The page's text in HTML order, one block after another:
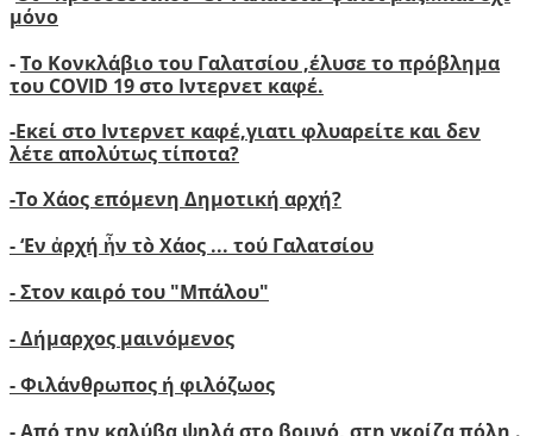
μόνο
-Το Κονκλάβιο του Γαλατσίου ,έλυσε το πρόβλημα
του COVID 19 στο Ιντερνετ καφέ.
-Εκεί στο Ιντερνετ καφέ,γιατι φλυαρείτε και δεν
λέτε απολύτως τίποτα?
-Το Χάος επόμενη Δημοτική αρχή?
-‘Εν ἀρχή ἦν τὸ Χάος ... τού Γαλατσίου
-Στον καιρό του "Μπάλου"
- Δήμαρχος μαινόμενος
- Φιλάνθρωπος ή φιλόζωος